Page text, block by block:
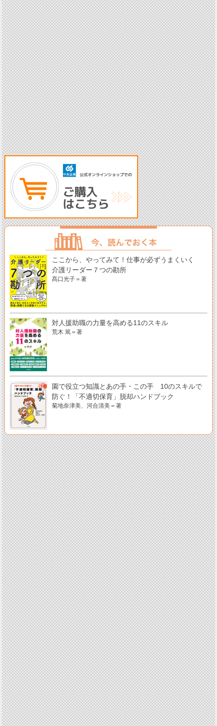
ここから、やってみて！仕事が必ずうまくいく
介護リーダー７つの勘所
髙口光子＝著
対人援助職の力量を高める11のスキル
荒木 篤＝著
園で役立つ知識とあの手・この手 10のスキルで
防ぐ！「不適切保育」脱却ハンドブック
菊地奈津美、河合清美＝著